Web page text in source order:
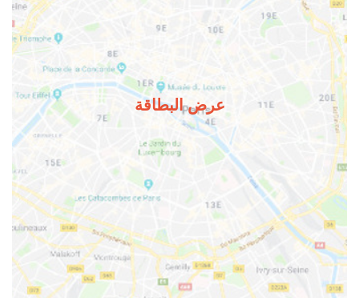
عرض البطاقة